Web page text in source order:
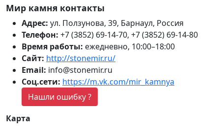
Мир камня контакты
Адрес: ул. Ползунова, 39, Барнаул, Россия
Телефон: +7 (3852) 69-14-70, +7 (3852) 69-14-80
Время работы: ежедневно, 10:00–18:00
Сайт: http://stonemir.ru/
Email: info@stonemir.ru
Соц.сети: https://m.vk.com/mir_kamnya
Нашли ошибку ?
Карта